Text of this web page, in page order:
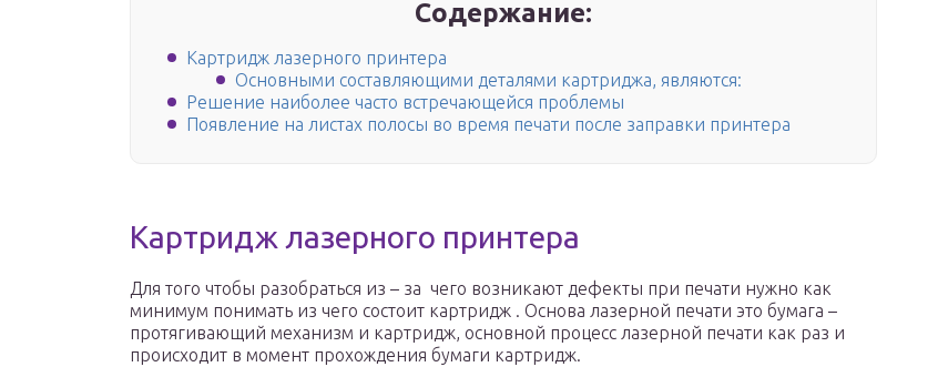
Содержание:
Картридж лазерного принтера
Основными составляющими деталями картриджа, являются:
Решение наиболее часто встречающейся проблемы
Появление на листах полосы во время печати после заправки принтера
Картридж лазерного принтера
Для того чтобы разобраться из – за чего возникают дефекты при печати нужно как
минимум понимать из чего состоит картридж . Основа лазерной печати это бумага –
протягивающий механизм и картридж, основной процесс лазерной печати как раз и
происходит в момент прохождения бумаги картридж.